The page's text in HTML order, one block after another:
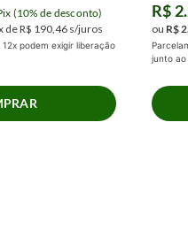
(10% de desconto)
deR$ 190,46 s/juros
podem exigir liberação
R$ 2.
ou R$2.
junto